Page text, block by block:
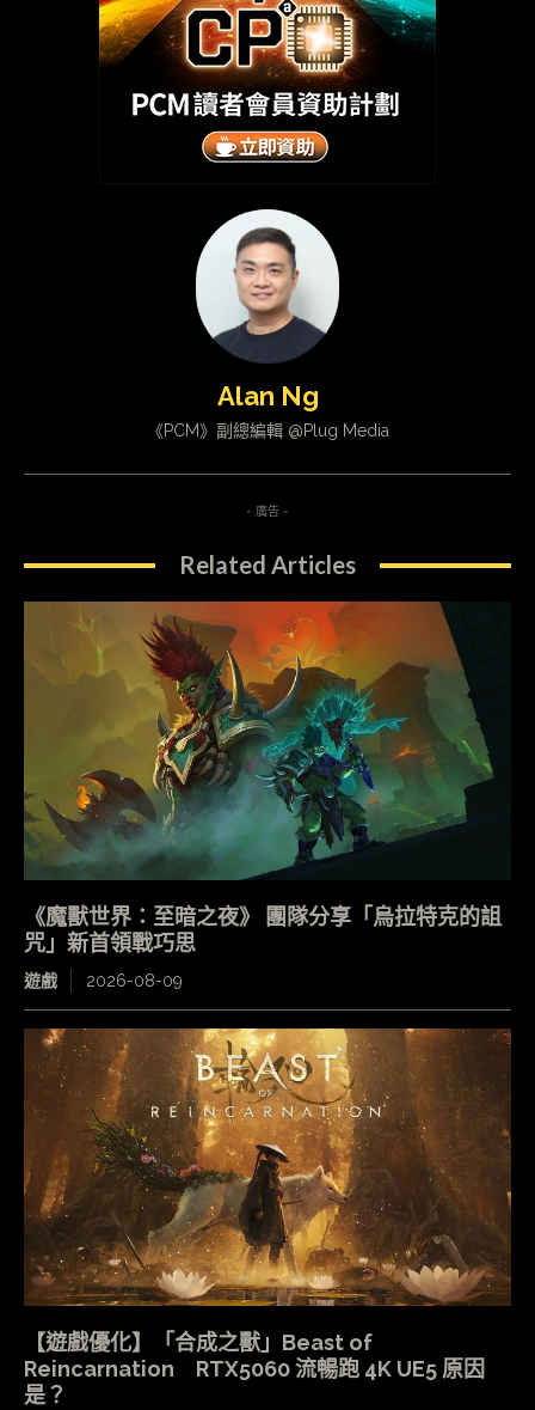
Alan Ng
《PCM》副總編輯 @Plug Media
- 廣告 -
Related Articles
《魔獸世界：至暗之夜》 團隊分享「烏拉特克的詛
咒」新首領戰巧思
遊戲 2026-08-09
【遊戲優化】「合成之獸」Beast of
Reincarnation RTX5060 流暢跑 4K UE5 原因
是？